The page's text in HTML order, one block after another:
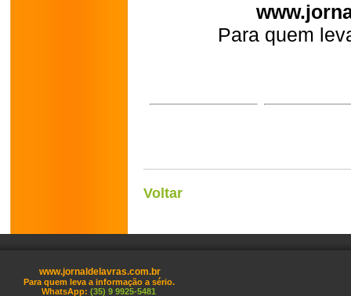
Para quem
Voltar
www.jornaldelavras.com.br
Para quem leva a informação a sério.
WhatsApp: (35) 9 9925-5481